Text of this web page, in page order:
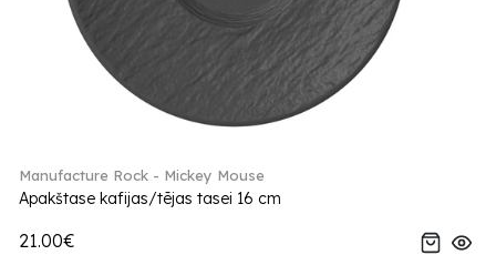
Manufacture Rock - Mickey Mouse
Apakštase kafijas/tējas tasei 16 cm
21.00€